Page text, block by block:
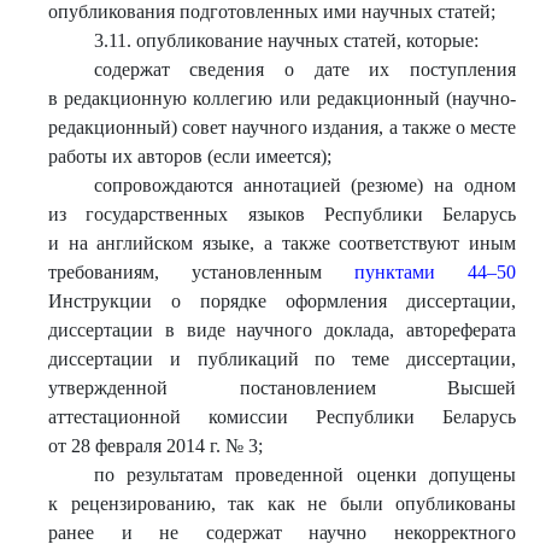
опубликования подготовленных ими научных статей;
3.11. опубликование научных статей, которые:
содержат сведения о дате их поступления
в редакционную коллегию или редакционный (научно-
редакционный) совет научного издания, а также о месте
работы их авторов (если имеется);
сопровождаются аннотацией (резюме) на одном
из государственных языков Республики Беларусь
и на английском языке, а также соответствуют иным
требованиям, установленным пунктами 44–50
Инструкции о порядке оформления диссертации,
диссертации в виде научного доклада, автореферата
диссертации и публикаций по теме диссертации,
утвержденной постановлением Высшей
аттестационной комиссии Республики Беларусь
от 28 февраля 2014 г. № 3;
по результатам проведенной оценки допущены
к рецензированию, так как не были опубликованы
ранее и не содержат научно некорректного